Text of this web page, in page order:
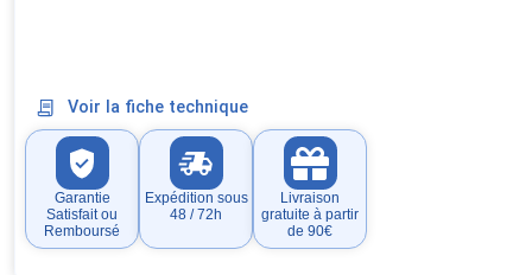
Voir la fiche technique
Garantie
Satisfait ou
Remboursé
Expédition sous
48 / 72h
Livraison
gratuite à partir
de 90€